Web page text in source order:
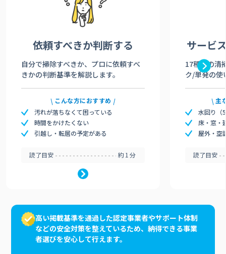
依頼すべきか判断する
自分で掃除すべきか、プロに依頼すべ
きかの判断基準を解説します。
こんな方におすすめ
汚れが落ちなくて困っている
時間をかけたくない
引越し・転居の予定がある
読了目安 約1分
サービ
17種類の清
ク/単発の使
主
水回り（
床・窓・
屋外・空
読了目安
高い掲載基準を通過した認定事業者やサポート体制
などの安全対策を整えているため、納得できる事業
者選びを安心して行えます。